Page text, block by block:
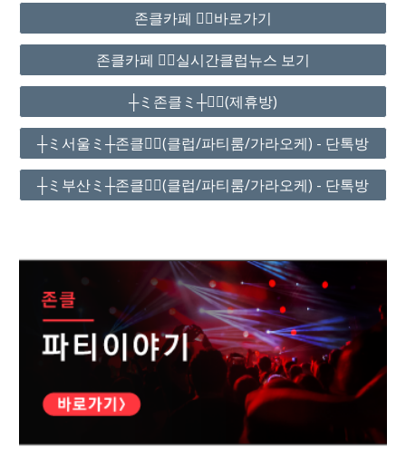
존클카페 ❤️‍🔥바로가기
존클카페 ❤️‍🔥실시간클럽뉴스 보기
┼ミ존클ミ┼❤️‍🔥(제휴방)
┼ミ서울ミ┼존클❤️‍🔥(클럽/파티룸/가라오케) - 단톡방
┼ミ부산ミ┼존클❤️‍🔥(클럽/파티룸/가라오케) - 단톡방